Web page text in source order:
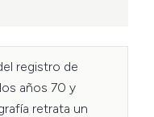
registro de
años 70 y
retrata un